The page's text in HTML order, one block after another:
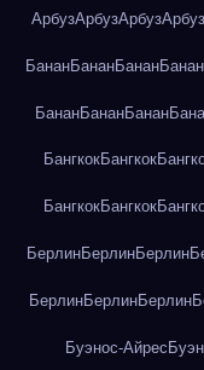
АрбузАрбузАрбузАрбуз
БананБананБананБанан
БананБананБанан
БангкокБангкок
БангкокБангкок
БерлинБерлинБерлин
БерлинБерлинБерлин
Буэнос-Айрес